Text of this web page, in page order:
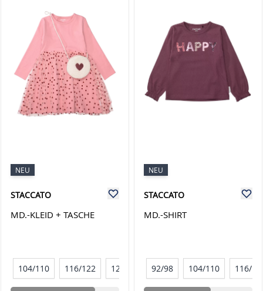
NEU
STACCATO
MD.-KLEID + TASCHE
104/110 116/122 128/134
NEU
STACCATO
MD.-SHIRT
92/98 104/110 116/